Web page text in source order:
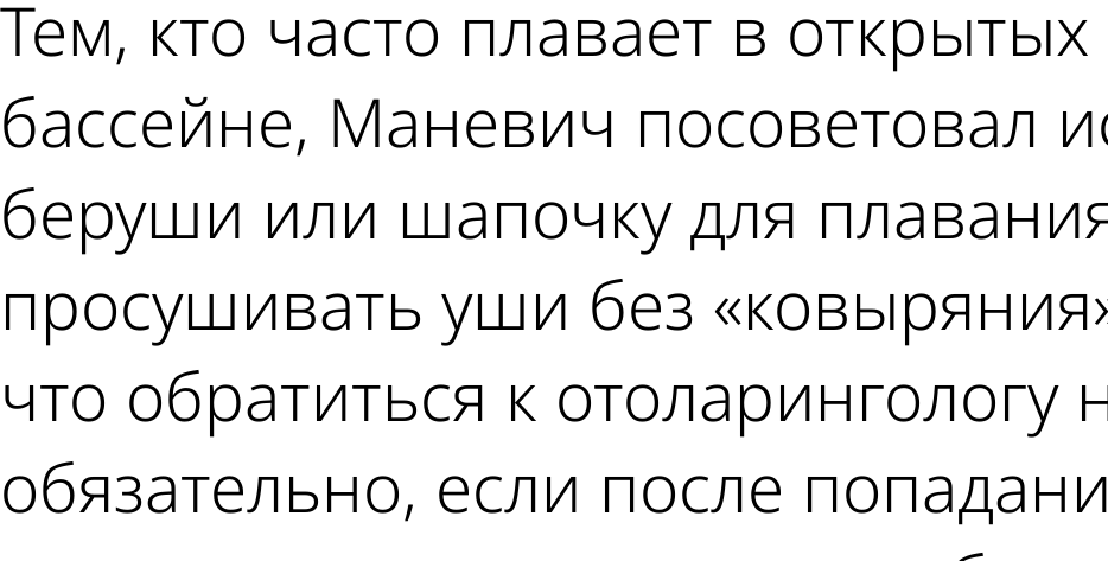
Тем, кто часто плавает в
бассейне, Маневич посоветовал
беруши или шапочку для
просушивать уши без
что обратиться к отоларингологу
обязательно, если после